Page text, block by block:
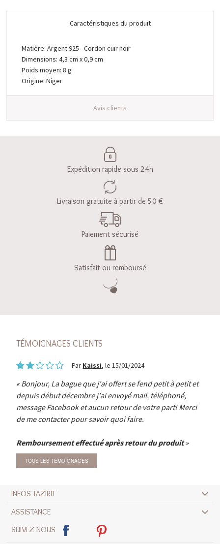
Caractéristiques du produit
Matière: Argent 925 - Cordon cuir noir
Dimensions: 4,3 cm x 0,9 cm
Poids moyen: 8 g
Origine: Niger
Avis clients
Expédition rapide sous 24h
Livraison gratuite à partir de 50 €
Paiement sécurisé
Satisfait ou remboursé
TÉMOIGNAGES CLIENTS
Par Kaissi, le 15/01/2024
Bonjour, La bague que j'ai offert se fend petit à petit et
depuis début décembre j'ai envoyé mail, téléphoné,
message Facebook et aucun retour de votre part! Merci
de me contacter pour savoir quoi faire.
Remboursement effectué après retour du produit
TOUS LES TÉMOIGNAGES
INFOS TAZIRIT
ASSISTANCE
SUIVEZ-NOUS